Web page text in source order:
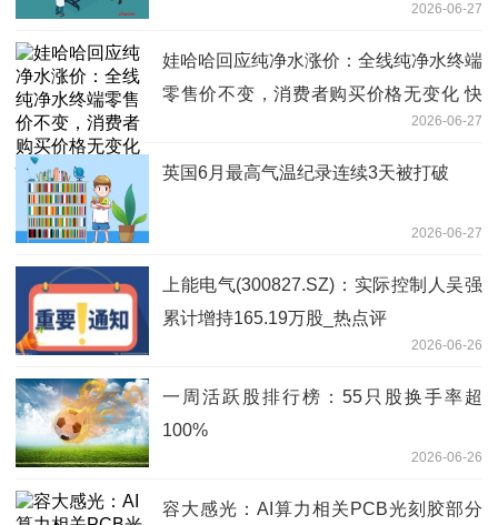
2026-06-27
娃哈哈回应纯净水涨价：全线纯净水终端
零售价不变，消费者购买价格无变化 快
2026-06-27
英国6月最高气温纪录连续3天被打破
2026-06-27
上能电气(300827.SZ)：实际控制人吴强
累计增持165.19万股_热点评
2026-06-26
一周活跃股排行榜：55只股换手率超
100%
2026-06-26
容大感光：AI算力相关PCB光刻胶部分